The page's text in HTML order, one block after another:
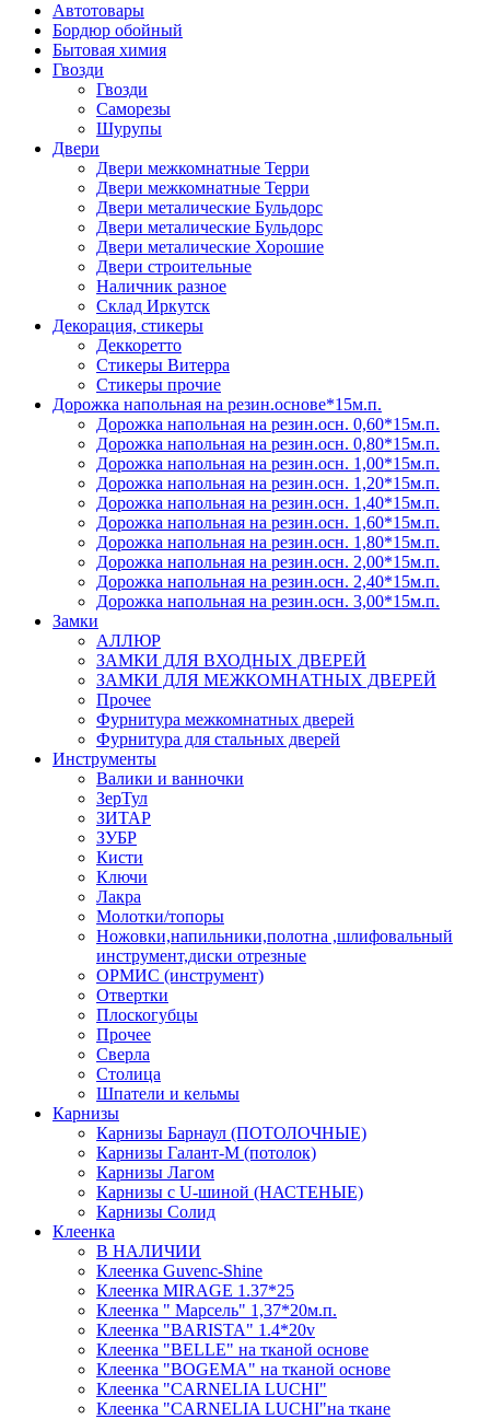
Автотовары
Бордюр обойный
Бытовая химия
Гвозди
Гвозди
Саморезы
Шурупы
Двери
Двери межкомнатные Терри
Двери межкомнатные Терри
Двери металические Бульдорс
Двери металические Бульдорс
Двери металические Хорошие
Двери строительные
Наличник разное
Склад Иркутск
Декорация, стикеры
Деккоретто
Стикеры Витерра
Стикеры прочие
Дорожка напольная на резин.основе*15м.п.
Дорожка напольная на резин.осн. 0,60*15м.п.
Дорожка напольная на резин.осн. 0,80*15м.п.
Дорожка напольная на резин.осн. 1,00*15м.п.
Дорожка напольная на резин.осн. 1,20*15м.п.
Дорожка напольная на резин.осн. 1,40*15м.п.
Дорожка напольная на резин.осн. 1,60*15м.п.
Дорожка напольная на резин.осн. 1,80*15м.п.
Дорожка напольная на резин.осн. 2,00*15м.п.
Дорожка напольная на резин.осн. 2,40*15м.п.
Дорожка напольная на резин.осн. 3,00*15м.п.
Замки
АЛЛЮР
ЗАМКИ ДЛЯ ВХОДНЫХ ДВЕРЕЙ
ЗАМКИ ДЛЯ МЕЖКОМНАТНЫХ ДВЕРЕЙ
Прочее
Фурнитура межкомнатных дверей
Фурнитура для стальных дверей
Инструменты
Валики и ванночки
ЗерТул
ЗИТАР
ЗУБР
Кисти
Ключи
Лакра
Молотки/топоры
Ножовки,напильники,полотна ,шлифовальный
инструмент,диски отрезные
ОРМИС (инструмент)
Отвертки
Плоскогубцы
Прочее
Сверла
Столица
Шпатели и кельмы
Карнизы
Карнизы Барнаул (ПОТОЛОЧНЫЕ)
Карнизы Галант-М (потолок)
Карнизы Лагом
Карнизы с U-шиной (НАСТЕНЫЕ)
Карнизы Солид
Клеенка
В НАЛИЧИИ
Клеенка Guvenc-Shine
Клеенка MIRAGE 1.37*25
Клеенка " Марсель" 1,37*20м.п.
Клеенка "BARISTA" 1.4*20v
Клеенка "BELLE" на тканой основе
Клеенка "BOGEMA" на тканой основе
Клеенка "CARNELIA LUCHI"
Клеенка "CARNELIA LUCHI"на ткане